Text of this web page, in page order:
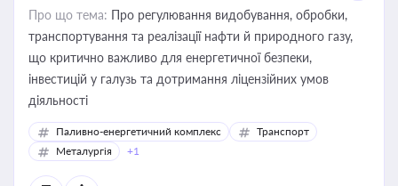
Про що тема: Про регулювання видобування, обробки,
транспортування та реалізації нафти й природного газу,
що критично важливо для енергетичної безпеки,
інвестицій у галузь та дотримання ліцензійних умов
діяльності
Паливно-енергетичний комплекс
Транспорт
Металургія
+1